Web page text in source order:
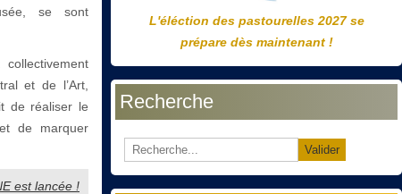
se sont
et de l’Art,
de réaliser le
de marquer
est lancée !
L'éléction des pastourelles 2027 se
prépare dès maintenant !
Recherche
Valider